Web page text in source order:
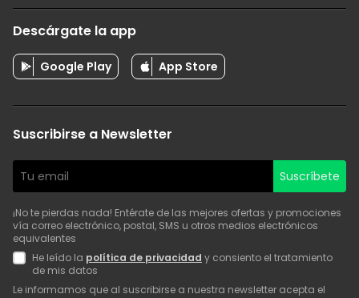
Descárgate la app
Google Play App Store
Suscribirse a Newsletter
Suscríbete
¡No te pierdas nada! Entérate de las mejores ofertas y promociones
vía correo electrónico, postal, SMS u otros medios electrónicos
equivalentes
He leído la política de privacidad y consiento el tratamiento
de mis datos
Le informamos que al suscribirse a nuestra newsletter acepta el